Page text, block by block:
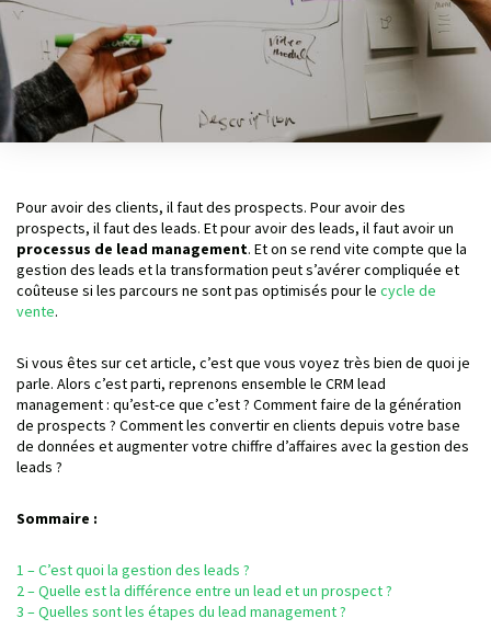
Pour avoir des clients, il faut des prospects. Pour avoir des
prospects, il faut des leads. Et pour avoir des leads, il faut avoir un
processus de lead management. Et on se rend vite compte que la
gestion des leads et la transformation peut s’avérer compliquée et
coûteuse si les parcours ne sont pas optimisés pour le cycle de
vente.
Si vous êtes sur cet article, c’est que vous voyez très bien de quoi je
parle. Alors c’est parti, reprenons ensemble le CRM lead
management : qu’est-ce que c’est ? Comment faire de la génération
de prospects ? Comment les convertir en clients depuis votre base
de données et augmenter votre chiffre d’affaires avec la gestion des
leads ?
Sommaire :
1 – C’est quoi la gestion des leads ?
2 – Quelle est la différence entre un lead et un prospect ?
3 – Quelles sont les étapes du lead management ?